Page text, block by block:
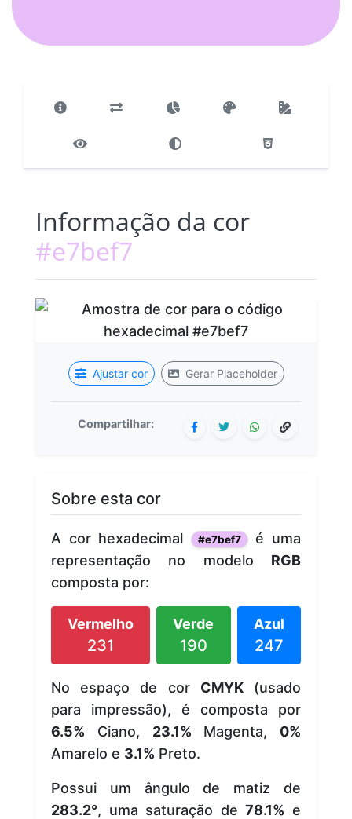
Informação da cor
#e7bef7
Ajustar cor Gerar Placeholder
Compartilhar:
Sobre esta cor
A cor hexadecimal #e7bef7 é uma
representação no modelo RGB
composta por:
Vermelho
231
Verde
190
Azul
247
No espaço de cor CMYK(usado
para impressão), é composta por
6.5% Ciano, 23.1% Magenta, 0%
Amarelo e 3.1% Preto.
Possui um ângulo de matiz de
283.2°, uma saturação de78.1% e